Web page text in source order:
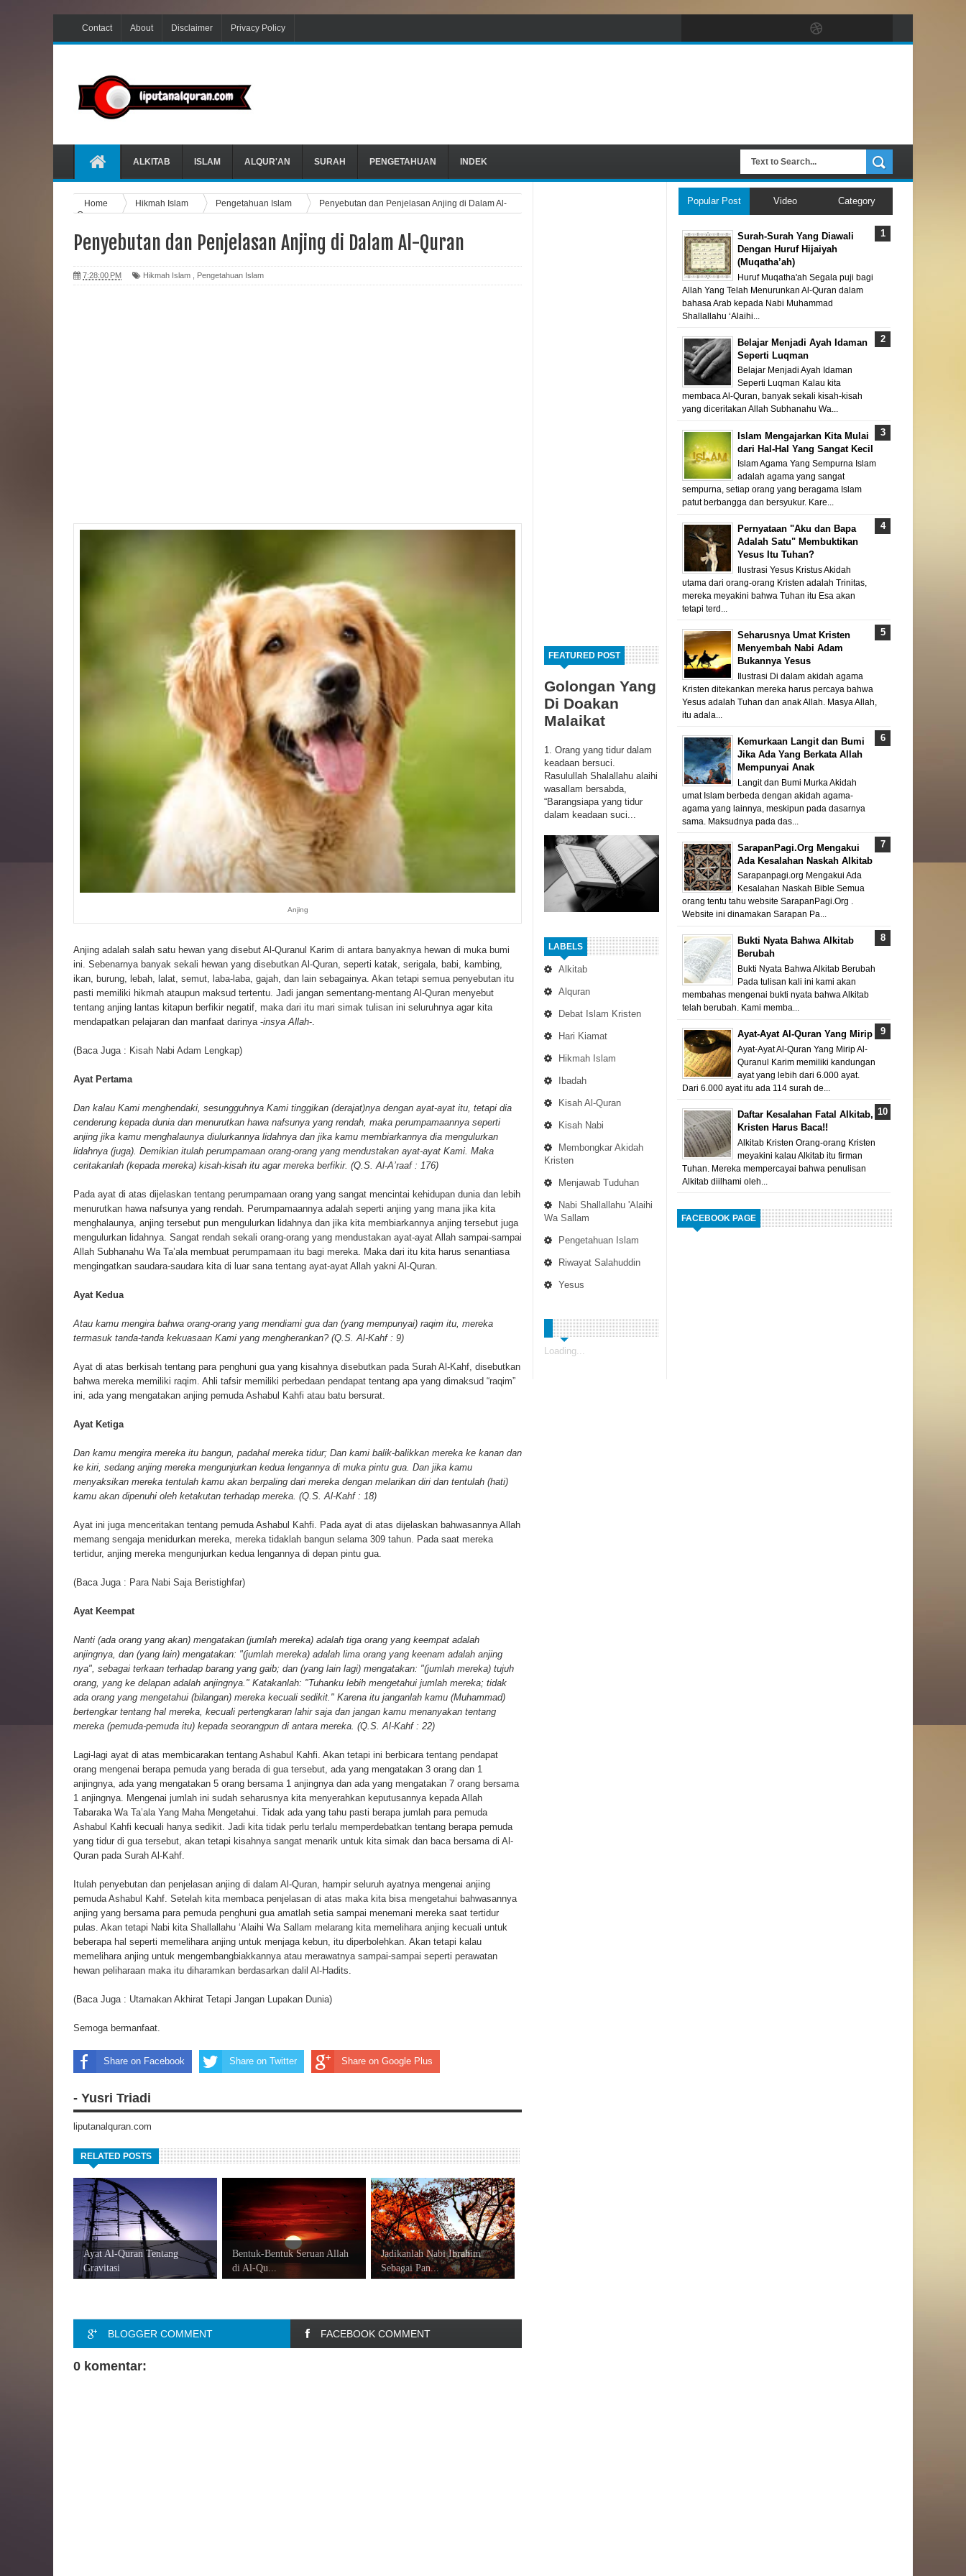
Contact About Disclaimer Privacy Policy
ALKITAB ISLAM ALQUR'AN SURAH PENGETAHUAN INDEK
FEATURED POST
Golongan Yang
Di Doakan
Malaikat
1. Orang yang tidur dalam
keadaan bersuci.
Rasulullah Shalallahu alaihi
wasallam bersabda,
“Barangsiapa yang tidur
dalam keadaan suci...
LABELS
Alkitab
Alquran
Debat Islam Kristen
Hari Kiamat
Hikmah Islam
Ibadah
Kisah Al-Quran
Kisah Nabi
Membongkar Akidah
Kristen
Menjawab Tuduhan
Nabi Shallallahu 'Alaihi
Wa Sallam
Pengetahuan Islam
Riwayat Salahuddin
Yesus
Loading...
Home Hikmah Islam Pengetahuan Islam
Penyebutan dan Penjelasan Anjing di Dalam Al-
Quran
Penyebutan dan Penjelasan Anjing di Dalam Al-Quran
7:28:00 PM Hikmah Islam Pengetahuan Islam
Anjing
Anjing adalah salah satu hewan yang disebut Al-Quranul Karim di antara banyaknya hewan di muka bumi
ini. Sebenarnya banyak sekali hewan yang disebutkan Al-Quran, seperti katak, serigala, babi, kambing,
ikan, burung, lebah, lalat, semut, laba-laba, gajah, dan lain sebagainya. Akan tetapi semua penyebutan itu
pasti memiliki hikmah ataupun maksud tertentu. Jadi jangan sementang-mentang Al-Quran menyebut
tentang anjing lantas kitapun berfikir negatif, maka dari itu mari simak tulisan ini seluruhnya agar kita
mendapatkan pelajaran dan manfaat darinya -insya Allah-.
(Baca Juga : Kisah Nabi Adam Lengkap)
Ayat Pertama
Dan kalau Kami menghendaki, sesungguhnya Kami tinggikan (derajat)nya dengan ayat-ayat itu, tetapi dia
cenderung kepada dunia dan menurutkan hawa nafsunya yang rendah, maka perumpamaannya seperti
anjing jika kamu menghalaunya diulurkannya lidahnya dan jika kamu membiarkannya dia mengulurkan
lidahnya (juga). Demikian itulah perumpamaan orang-orang yang mendustakan ayat-ayat Kami. Maka
ceritakanlah (kepada mereka) kisah-kisah itu agar mereka berfikir. (Q.S. Al-A’raaf : 176)
Pada ayat di atas dijelaskan tentang perumpamaan orang yang sangat mencintai kehidupan dunia dan lebih
menurutkan hawa nafsunya yang rendah. Perumpamaannya adalah seperti anjing yang mana jika kita
menghalaunya, anjing tersebut pun mengulurkan lidahnya dan jika kita membiarkannya anjing tersebut juga
mengulurkan lidahnya. Sangat rendah sekali orang-orang yang mendustakan ayat-ayat Allah sampai-sampai
Allah Subhanahu Wa Ta’ala membuat perumpamaan itu bagi mereka. Maka dari itu kita harus senantiasa
mengingatkan saudara-saudara kita di luar sana tentang ayat-ayat Allah yakni Al-Quran.
Ayat Kedua
Atau kamu mengira bahwa orang-orang yang mendiami gua dan (yang mempunyai) raqim itu, mereka
termasuk tanda-tanda kekuasaan Kami yang mengherankan? (Q.S. Al-Kahf : 9)
Ayat di atas berkisah tentang para penghuni gua yang kisahnya disebutkan pada Surah Al-Kahf, disebutkan
bahwa mereka memiliki raqim. Ahli tafsir memiliki perbedaan pendapat tentang apa yang dimaksud “raqim”
ini, ada yang mengatakan anjing pemuda Ashabul Kahfi atau batu bersurat.
Ayat Ketiga
Dan kamu mengira mereka itu bangun, padahal mereka tidur; Dan kami balik-balikkan mereka ke kanan dan
ke kiri, sedang anjing mereka mengunjurkan kedua lengannya di muka pintu gua. Dan jika kamu
menyaksikan mereka tentulah kamu akan berpaling dari mereka dengan melarikan diri dan tentulah (hati)
kamu akan dipenuhi oleh ketakutan terhadap mereka. (Q.S. Al-Kahf : 18)
Ayat ini juga menceritakan tentang pemuda Ashabul Kahfi. Pada ayat di atas dijelaskan bahwasannya Allah
memang sengaja menidurkan mereka, mereka tidaklah bangun selama 309 tahun. Pada saat mereka
tertidur, anjing mereka mengunjurkan kedua lengannya di depan pintu gua.
(Baca Juga : Para Nabi Saja Beristighfar)
Ayat Keempat
Nanti (ada orang yang akan) mengatakan (jumlah mereka) adalah tiga orang yang keempat adalah
anjingnya, dan (yang lain) mengatakan: "(jumlah mereka) adalah lima orang yang keenam adalah anjing
nya", sebagai terkaan terhadap barang yang gaib; dan (yang lain lagi) mengatakan: "(jumlah mereka) tujuh
orang, yang ke delapan adalah anjingnya." Katakanlah: "Tuhanku lebih mengetahui jumlah mereka; tidak
ada orang yang mengetahui (bilangan) mereka kecuali sedikit." Karena itu janganlah kamu (Muhammad)
bertengkar tentang hal mereka, kecuali pertengkaran lahir saja dan jangan kamu menanyakan tentang
mereka (pemuda-pemuda itu) kepada seorangpun di antara mereka. (Q.S. Al-Kahf : 22)
Lagi-lagi ayat di atas membicarakan tentang Ashabul Kahfi. Akan tetapi ini berbicara tentang pendapat
orang mengenai berapa pemuda yang berada di gua tersebut, ada yang mengatakan 3 orang dan 1
anjingnya, ada yang mengatakan 5 orang bersama 1 anjingnya dan ada yang mengatakan 7 orang bersama
1 anjingnya. Mengenai jumlah ini sudah seharusnya kita menyerahkan keputusannya kepada Allah
Tabaraka Wa Ta’ala Yang Maha Mengetahui. Tidak ada yang tahu pasti berapa jumlah para pemuda
Ashabul Kahfi kecuali hanya sedikit. Jadi kita tidak perlu terlalu memperdebatkan tentang berapa pemuda
yang tidur di gua tersebut, akan tetapi kisahnya sangat menarik untuk kita simak dan baca bersama di Al-
Quran pada Surah Al-Kahf.
Itulah penyebutan dan penjelasan anjing di dalam Al-Quran, hampir seluruh ayatnya mengenai anjing
pemuda Ashabul Kahf. Setelah kita membaca penjelasan di atas maka kita bisa mengetahui bahwasannya
anjing yang bersama para pemuda penghuni gua amatlah setia sampai menemani mereka saat tertidur
pulas. Akan tetapi Nabi kita Shallallahu ‘Alaihi Wa Sallam melarang kita memelihara anjing kecuali untuk
beberapa hal seperti memelihara anjing untuk menjaga kebun, itu diperbolehkan. Akan tetapi kalau
memelihara anjing untuk mengembangbiakkannya atau merawatnya sampai-sampai seperti perawatan
hewan peliharaan maka itu diharamkan berdasarkan dalil Al-Hadits.
(Baca Juga : Utamakan Akhirat Tetapi Jangan Lupakan Dunia)
Semoga bermanfaat.
Share on Facebook Share on Twitter Share on Google Plus
- Yusri Triadi
liputanalquran.com
RELATED POSTS
Ayat Al-Quran Tentang
Gravitasi
Bentuk-Bentuk Seruan Allah
di Al-Qu...
Jadikanlah Nabi Ibrahim
Sebagai Pan...
BLOGGER COMMENT FACEBOOK COMMENT
0 komentar:
Popular Post Video Category
Surah-Surah Yang Diawali
Dengan Huruf Hijaiyah
(Muqatha’ah)
Huruf Muqatha'ah Segala puji bagi
Allah Yang Telah Menurunkan Al-Quran dalam
bahasa Arab kepada Nabi Muhammad
Shallallahu ‘Alaihi...
Belajar Menjadi Ayah Idaman
Seperti Luqman
Belajar Menjadi Ayah Idaman
Seperti Luqman Kalau kita
membaca Al-Quran, banyak sekali kisah-kisah
yang diceritakan Allah Subhanahu Wa...
Islam Mengajarkan Kita Mulai
dari Hal-Hal Yang Sangat Kecil
Islam Agama Yang Sempurna Islam
adalah agama yang sangat
sempurna, setiap orang yang beragama Islam
patut berbangga dan bersyukur. Kare...
Pernyataan "Aku dan Bapa
Adalah Satu" Membuktikan
Yesus Itu Tuhan?
Ilustrasi Yesus Kristus Akidah
utama dari orang-orang Kristen adalah Trinitas,
mereka meyakini bahwa Tuhan itu Esa akan
tetapi terd...
Seharusnya Umat Kristen
Menyembah Nabi Adam
Bukannya Yesus
Ilustrasi Di dalam akidah agama
Kristen ditekankan mereka harus percaya bahwa
Yesus adalah Tuhan dan anak Allah. Masya Allah,
itu adala...
Kemurkaan Langit dan Bumi
Jika Ada Yang Berkata Allah
Mempunyai Anak
Langit dan Bumi Murka Akidah
umat Islam berbeda dengan akidah agama-
agama yang lainnya, meskipun pada dasarnya
sama. Maksudnya pada das...
SarapanPagi.Org Mengakui
Ada Kesalahan Naskah Alkitab
Sarapanpagi.org Mengakui Ada
Kesalahan Naskah Bible Semua
orang tentu tahu website SarapanPagi.Org .
Website ini dinamakan Sarapan Pa...
Bukti Nyata Bahwa Alkitab
Berubah
Bukti Nyata Bahwa Alkitab Berubah
Pada tulisan kali ini kami akan
membahas mengenai bukti nyata bahwa Alkitab
telah berubah. Kami memba...
Ayat-Ayat Al-Quran Yang Mirip
Ayat-Ayat Al-Quran Yang Mirip Al-
Quranul Karim memiliki kandungan
ayat yang lebih dari 6.000 ayat.
Dari 6.000 ayat itu ada 114 surah de...
Daftar Kesalahan Fatal Alkitab,
Kristen Harus Baca!!
Alkitab Kristen Orang-orang Kristen
meyakini kalau Alkitab itu firman
Tuhan. Mereka mempercayai bahwa penulisan
Alkitab diilhami oleh...
FACEBOOK PAGE